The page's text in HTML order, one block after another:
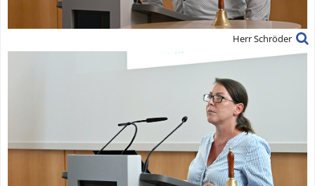
Herr Schröder